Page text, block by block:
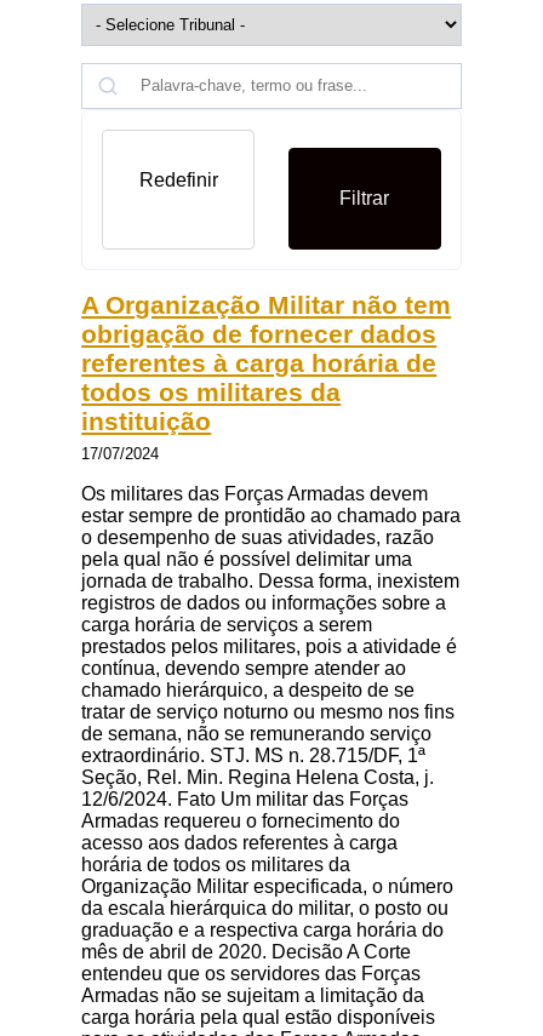
Filtrar
Redefinir
A Organização Militar não tem
obrigação de fornecer dados
referentes à carga horária de
todos os militares da
instituição
17/07/2024
Os militares das Forças Armadas devem
estar sempre de prontidão ao chamado para
o desempenho de suas atividades, razão
pela qual não é possível delimitar uma
jornada de trabalho. Dessa forma, inexistem
registros de dados ou informações sobre a
carga horária de serviços a serem
prestados pelos militares, pois a atividade é
contínua, devendo sempre atender ao
chamado hierárquico, a despeito de se
tratar de serviço noturno ou mesmo nos fins
de semana, não se remunerando serviço
extraordinário. STJ. MS n. 28.715/DF, 1ª
Seção, Rel. Min. Regina Helena Costa, j.
12/6/2024. Fato Um militar das Forças
Armadas requereu o fornecimento do
acesso aos dados referentes à carga
horária de todos os militares da
Organização Militar especificada, o número
da escala hierárquica do militar, o posto ou
graduação e a respectiva carga horária do
mês de abril de 2020. Decisão A Corte
entendeu que os servidores das Forças
Armadas não se sujeitam a limitação da
carga horária pela qual estão disponíveis